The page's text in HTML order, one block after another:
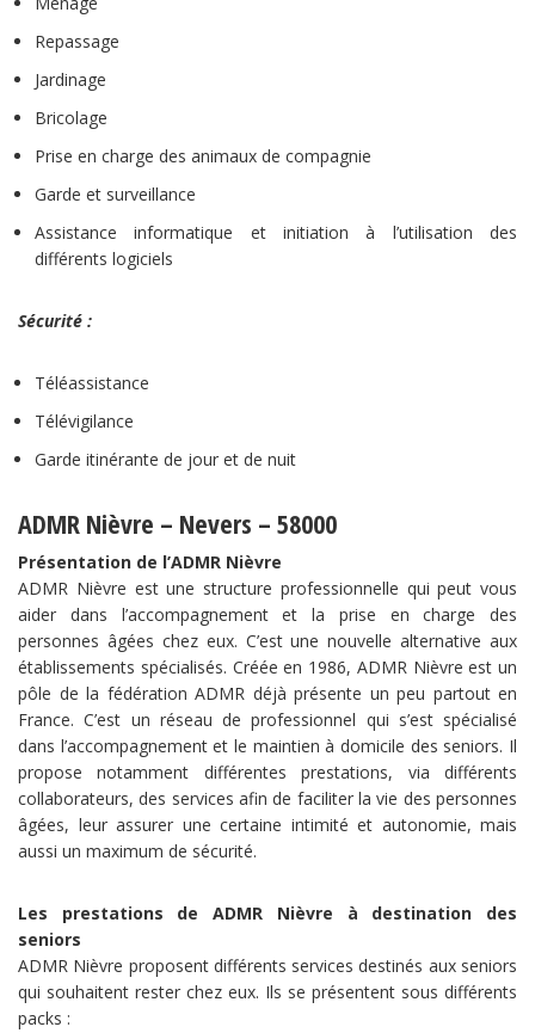
Repassage
Jardinage
Bricolage
Prise en charge des animaux de compagnie
Garde et surveillance
Assistance informatique et initiation à l’utilisation des
différents logiciels
Sécurité :
Téléassistance
Télévigilance
Garde itinérante de jour et de nuit
ADMR Nièvre – Nevers – 58000
Présentation de l’ADMR Nièvre
ADMR Nièvre est une structure professionnelle qui peut vous
aider dans l’accompagnement et la prise en charge des
personnes âgées chez eux. C’est une nouvelle alternative aux
établissements spécialisés. Créée en 1986, ADMR Nièvre est un
pôle de la fédération ADMR déjà présente un peu partout en
France. C’est un réseau de professionnel qui s’est spécialisé
dans l’accompagnement et le maintien à domicile des seniors. Il
propose notamment différentes prestations, via différents
collaborateurs, des services afin de faciliter la vie des personnes
âgées, leur assurer une certaine intimité et autonomie, mais
aussi un maximum de sécurité.
Les prestations de ADMR Nièvre à destination des
seniors
ADMR Nièvre proposent différents services destinés aux seniors
qui souhaitent rester chez eux. Ils se présentent sous différents
packs :